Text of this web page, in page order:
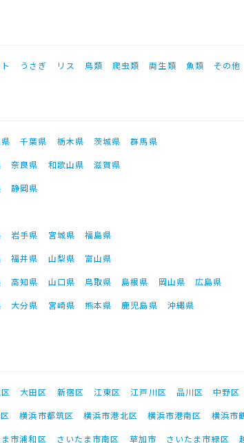
うさぎ リス 鳥類 爬虫類 両生類 魚類 その他
千葉県 栃木県 茨城県
群馬県
奈良県 和歌山県
滋賀県
静岡県
岩手県 宮城県
福島県
福井県 山梨県
富山県
高知県 山口県 鳥取県 島根県 岡山県
広島県
大分県 宮崎県 熊本県 鹿児島県 沖縄県
大田区 新宿区 江東区 江戸川区 品川区
中野区
横浜市都筑区 横浜市港北区 横浜市港南区 横浜市
市浦和区 さいたま市南区 草加市 さいたま市緑区